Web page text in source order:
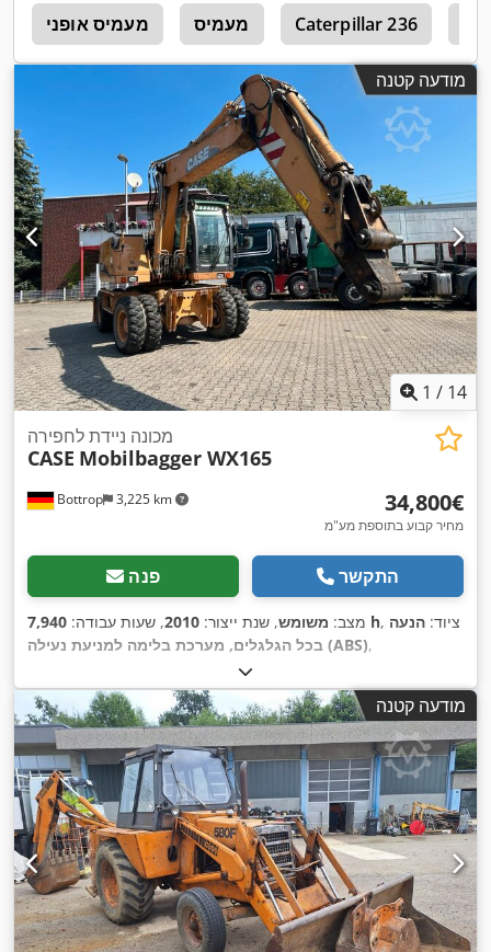
מעמיס אופני מעמיס Caterpillar 236
מודעה קטנה
1 / 14
Bottrop 3,225 km
מכונה ניידת לחפירה
CASE Mobilbagger WX165
‏34,800 ‏€
מחיר קבוע בתוספת מע"מ
פנה התקשר
מצב: משומש, שנת ייצור: 2010, שעות עבודה: 7,940 h , ציוד: הנעה
בכל הגלגלים, מערכת בלימה למניעת נעילה (ABS),
מודעה קטנה